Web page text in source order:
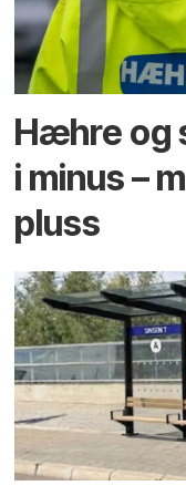
Hæhre og
i minus –
pluss